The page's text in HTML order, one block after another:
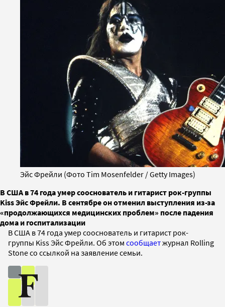
Эйс Фрейли (Фото Tim Mosenfelder / Getty Images)
В США в 74 года умер сооснователь и гитарист рок-группы
Kiss Эйс Фрейли. В сентябре он отменил выступления из-за
«продолжающихся медицинских проблем» после падения
дома и госпитализации
В США в 74 года умер сооснователь и гитарист рок-
группы Kiss Эйс Фрейли. Об этом сообщаетжурнал Rolling
Stone со ссылкой на заявление семьи.